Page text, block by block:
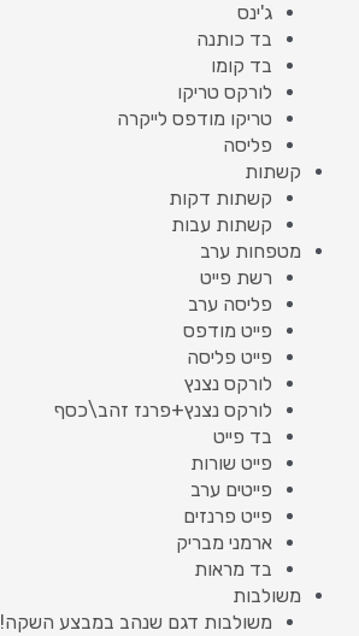
ג'ינס
בד כותנה
בד קומו
לורקס טריקו
טריקו מודפס לייקרה
פליסה
קשתות
קשתות דקות
קשתות עבות
מטפחות ערב
רשת פייט
פליסה ערב
פייט מודפס
פייט פליסה
לורקס נצנץ
לורקס נצנץ+פרנז זהב\כסף
בד פייט
פייט שורות
פייטים ערב
פייט פרנזים
ארמני מבריק
בד מראות
משולבות
משולבות דגם שנהב במבצע השקה!